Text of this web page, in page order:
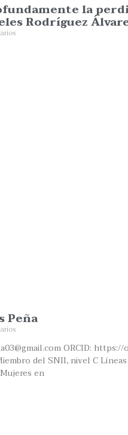
la
Rodríguez
Peña
ORCID:
del SNII, nivel C
en